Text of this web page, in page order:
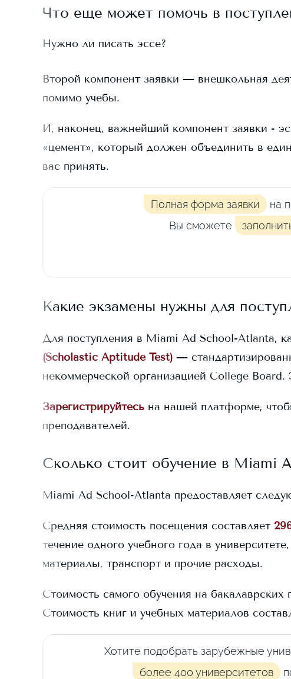
Что еще может помочь в
Нужно ли писать эссе?
Второй компонент заявки — внешкольная
помимо учебы.
И, наконец, важнейший компонент заявки -
«цемент», который должен объединить в
вас принять.
Полная форма заявки на
Вы сможете
Какие экзамены нужны для
Для поступления в Miami Ad School-Atlanta,
(Scholastic Aptitude Test) —
некоммерческой организацией College Board.
Зарегистрируйтесь на нашей платформе,
преподавателей.
Сколько стоит обучение в Miami
Miami Ad School-Atlanta предоставляет
Средняя стоимость посещения составляет
течение одного учебного года в
материалы, транспорт и прочие расходы.
Стоимость самого обучения на бакалаврских
Стоимость книг и учебных материалов
Хотите подобрать зарубежные
более 400 университетов